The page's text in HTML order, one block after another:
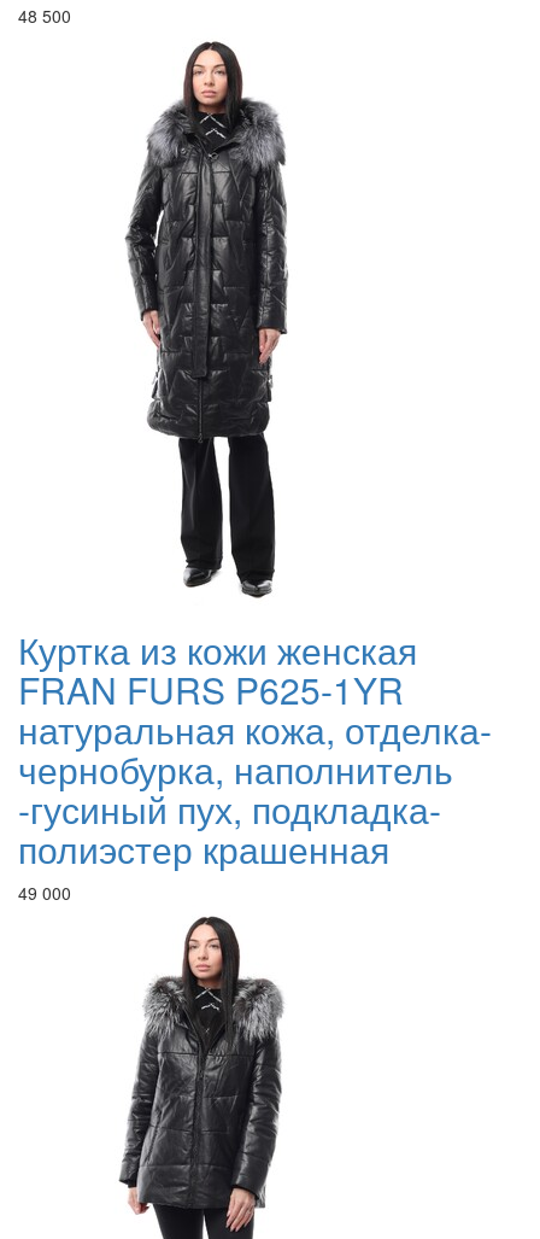
48 500
Куртка из кожи женская
FRAN FURS P625-1YR
натуральная кожа, отделка-
чернобурка, наполнитель
-гусиный пух, подкладка-
полиэстер крашенная
49 000